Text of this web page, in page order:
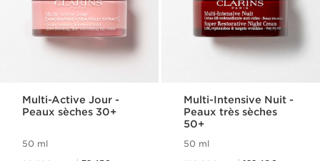
Multi-Active Jour -
Peaux sèches 30+
50 ml
Multi-Intensive Nuit -
Peaux très sèches
50+
50 ml